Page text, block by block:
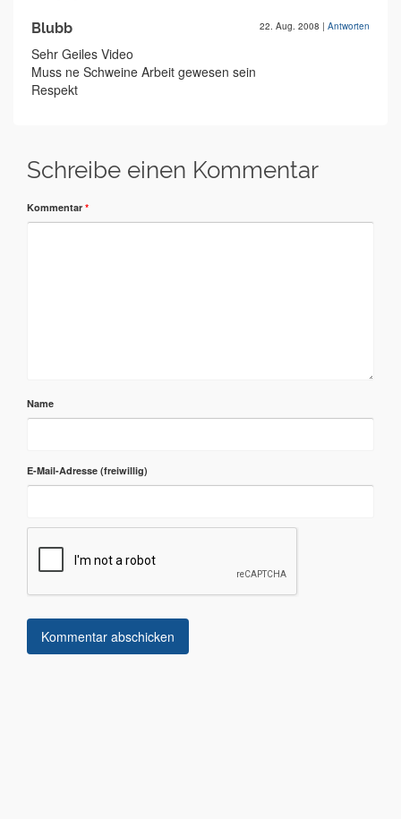
Blubb 22. Aug. 2008 | Antworten
Sehr Geiles Video
Muss ne Schweine Arbeit gewesen sein
Respekt
Schreibe einen Kommentar
Kommentar *
Name
E-Mail-Adresse